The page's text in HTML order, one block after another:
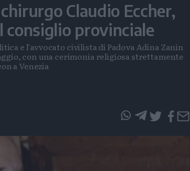
Claudio Eccher,
consiglio provinciale
e l'avvocato civilista di Padova Adina Zanin
con una cerimonia religiosa strettamente
a Venezia